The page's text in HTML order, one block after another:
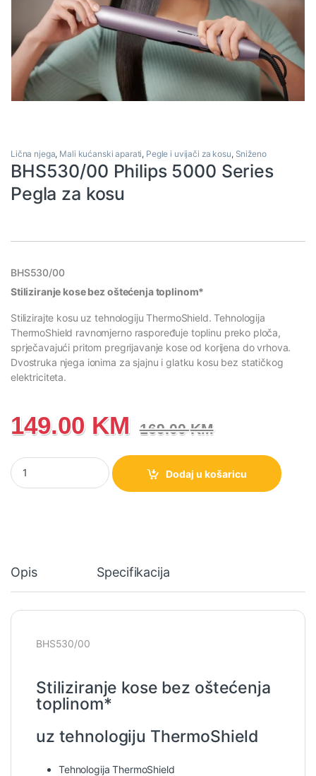
Lična njega, Mali kućanski aparati, Pegle i uvijači za kosu, Sniženo
BHS530/00 Philips 5000 Series
Pegla za kosu
BHS530/00
Stiliziranje kose bez oštećenja toplinom*
Stilizirajte kosu uz tehnologiju ThermoShield. Tehnologija
ThermoShield ravnomjerno raspoređuje toplinu preko ploča,
sprječavajući pritom pregrijavanje kose od korijena do vrhova.
Dvostruka njega ionima za sjajnu i glatku kosu bez statičkog
elektriciteta.
149.00 KM 169.00KM
BHS530/00 Philips 5000 Series Pegla za kosu količina
Dodaj u košaricu
Opis Specifikacija
BHS530/00
Stiliziranje kose bez oštećenja
toplinom*
uz tehnologiju ThermoShield
Tehnologija ThermoShield